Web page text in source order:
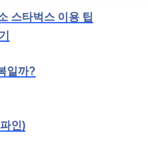
스타벅스 이용 팁
일까?
인)